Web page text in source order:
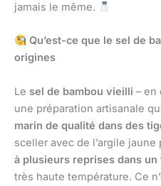
jamais le même.
Qu’est-ce que le sel de
origines
Le sel de bambou vieilli – en
une préparation artisanale
marin de qualité dans des
sceller avec de l’argile
à plusieurs reprises dans un
très haute température. Ce